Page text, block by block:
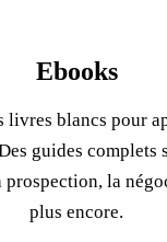
Ebooks
livres blancs pour
guides complets
prospection, la
plus encore.